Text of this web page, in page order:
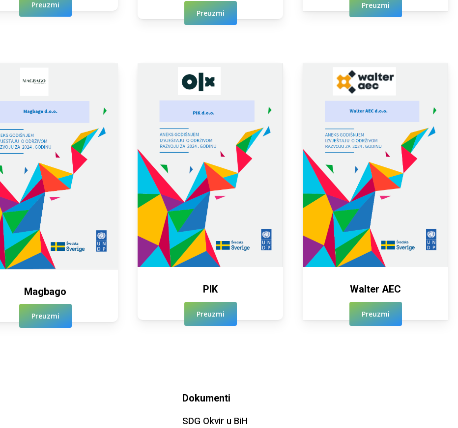
Preuzmi
Preuzmi
Preuzmi
Magbago
Preuzmi
PIK
Preuzmi
Walter AEC
Preuzmi
Dokumenti
SDG Okvir u BiH